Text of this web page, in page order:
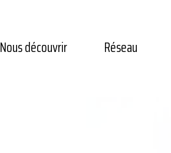
Nous découvrir Réseau